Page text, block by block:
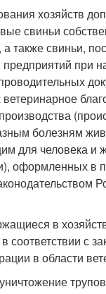
хозяйств
свиньи
а также свиньи,
предприятий при
болезням
для человека и
оформленных в
в
соответствии с
в области